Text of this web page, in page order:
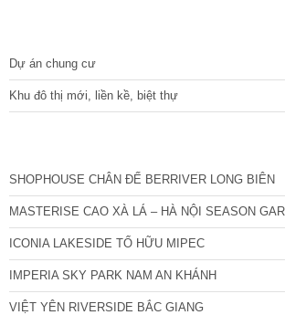
Dự án chung cư
Khu đô thị mới, liền kề, biệt thự
SHOPHOUSE CHÂN ĐẾ BERRIVER LONG BIÊN
MASTERISE CAO XÀ LÁ – HÀ NỘI SEASON
ICONIA LAKESIDE TỐ HỮU MIPEC
IMPERIA SKY PARK NAM AN KHÁNH
VIỆT YÊN RIVERSIDE BẮC GIANG